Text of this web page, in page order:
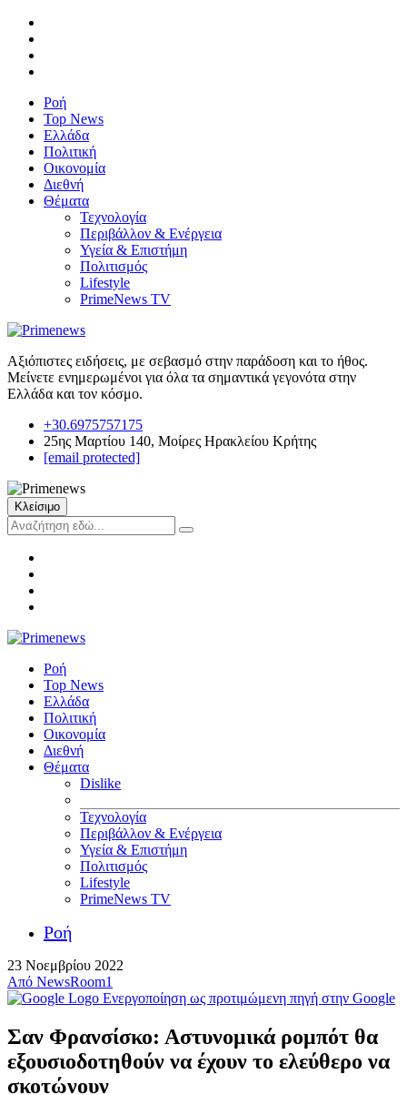
Ροή
Top News
Ελλάδα
Πολιτική
Οικονομία
Διεθνή
Θέματα
Τεχνολογία
Περιβάλλον & Ενέργεια
Υγεία & Επιστήμη
Πολιτισμός
Lifestyle
PrimeNews TV
Αξιόπιστες ειδήσεις, με σεβασμό στην παράδοση και το ήθος.
Μείνετε ενημερωμένοι για όλα τα σημαντικά γεγονότα στην
Ελλάδα και τον κόσμο.
+30.6975757175
25ης Μαρτίου 140, Μοίρες Ηρακλείου Κρήτης
[email protected]
Κλείσιμο
Ροή
Top News
Ελλάδα
Πολιτική
Οικονομία
Διεθνή
Θέματα
Dislike
Τεχνολογία
Περιβάλλον & Ενέργεια
Υγεία & Επιστήμη
Πολιτισμός
Lifestyle
PrimeNews TV
Ροή
23 Νοεμβρίου 2022
Από NewsRoom1
Ενεργοποίηση ως προτιμώμενη πηγή στην Google
Σαν Φρανσίσκο: Αστυνομικά ρομπότ θα
εξουσιοδοτηθούν να έχουν το ελεύθερο να
σκοτώνουν